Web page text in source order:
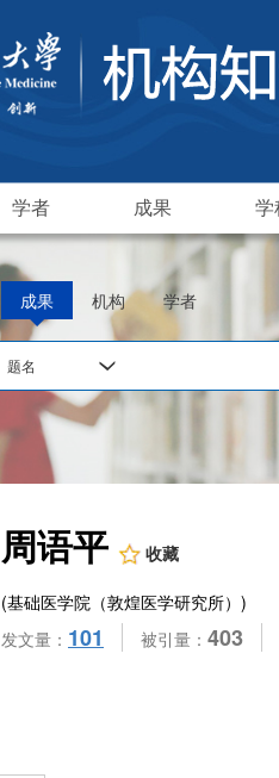
学者 成果 学
成果 机构 学者
题名
周语平 收藏
(基础医学院（敦煌医学研究所）)
发文量： 101 被引量： 403